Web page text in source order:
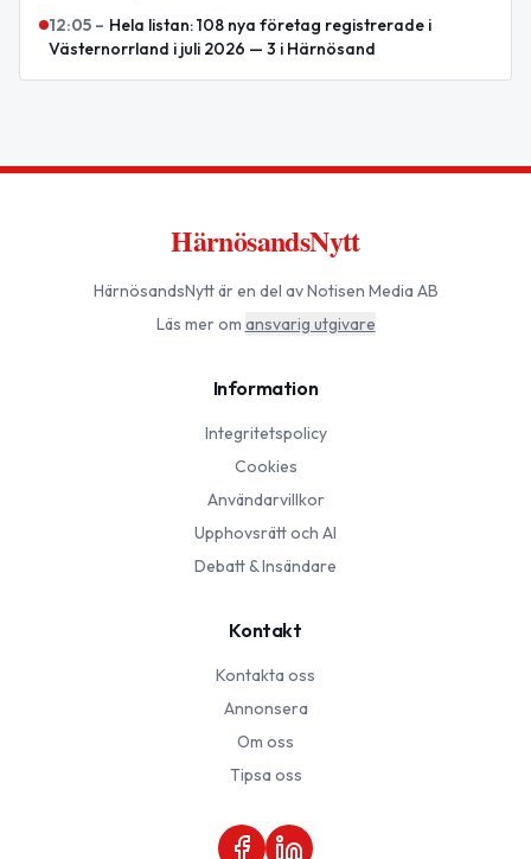
12:05 – Hela listan: 108 nya företag registrerade i
Västernorrland i juli 2026 — 3 i Härnösand
HärnösandsNytt
HärnösandsNyttär en del av Notisen Media AB
Läs mer om ansvarig utgivare
Information
Integritetspolicy
Cookies
Användarvillkor
Upphovsrätt och AI
Debatt & Insändare
Kontakt
Kontakta oss
Annonsera
Om oss
Tipsa oss